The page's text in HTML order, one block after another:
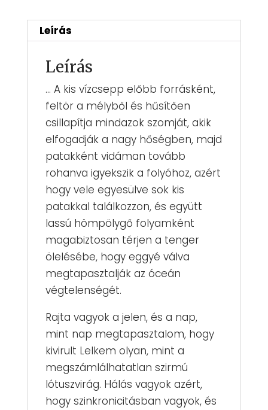
Leírás
Leírás
… A kis vízcsepp előbb forrásként,
feltör a mélyből és hűsítően
csillapítja mindazok szomját, akik
elfogadják a nagy hőségben, majd
patakként vidáman tovább
rohanva igyekszik a folyóhoz, azért
hogy vele egyesülve sok kis
patakkal találkozzon, és együtt
lassú hömpölygő folyamként
magabiztosan térjen a tenger
ölelésébe, hogy eggyé válva
megtapasztalják az óceán
végtelenségét.
​Rajta vagyok a jelen, és a nap,
mint nap megtapasztalom, hogy
kivirult Lelkem olyan, mint a
megszámlálhatatlan szirmú
lótuszvirág. Hálás vagyok azért,
hogy szinkronicitásban vagyok, és